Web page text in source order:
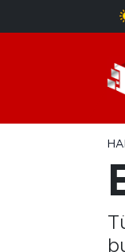
Nöbetçi
Hava
Trafik
Süper Lig
Tüm